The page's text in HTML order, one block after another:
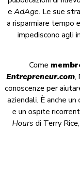
e AdAge. Le sue
a risparmiare tempo
impediscono agli
Come
Entrepreneur.com,
conoscenze per
aziendali. È anche
e un ospite
Hours di Terry